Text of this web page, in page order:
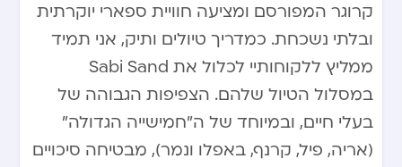
קרוגר המפורסם ומציעה חוויית ספארי יוקרתית
ובלתי נשכחת. כמדריך טיולים ותיק, אני תמיד
ממליץ ללקוחותיי לכלול את Sabi Sand
במסלול הטיול שלהם. הצפיפות הגבוהה של
בעלי חיים, ובמיוחד של ה”חמישייה הגדולה”
(אריה, פיל, קרנף, באפלו ונמר), מבטיחה סיכויים